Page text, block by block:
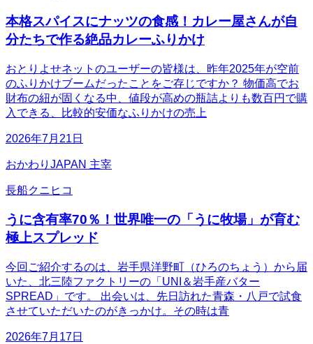
本格スパイスにナッツの食感！カレー屋さんが自
分たちで作る絶品カレーふりかけ
おとりよせネットのユーザーの皆様は、昨年2025年が空前
のふりかけブームだったことをご存じですか？ 物価高でお
財布の紐が固くなる中、値段が高めの瓶詰よりも数百円で購
入できる、比較的安価なふりかけの売上
2026年7月21日
おかわりJAPAN 主宰
長船クニヒコ
うに含有率70％！世界唯一の「うに牧場」が育む
極上スプレッド
今回ご紹介するのは、岩手県洋野町（ひろのちょう）から届
いた、北三陸ファクトリーの「UNI＆岩手産バター
SPREAD」です。 出会いは、先日訪れた青森・八戸で試食
させていただいたのがきっかけ。その時は青
2026年7月17日